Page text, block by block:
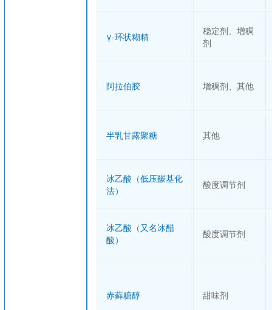
γ-环状糊精
稳定剂、增稠
剂
阿拉伯胶 增稠剂、其他
半乳甘露聚糖 其他
冰乙酸（低压羰基化
法）
酸度调节剂
冰乙酸（又名冰醋
酸）
酸度调节剂
赤藓糖醇 甜味剂